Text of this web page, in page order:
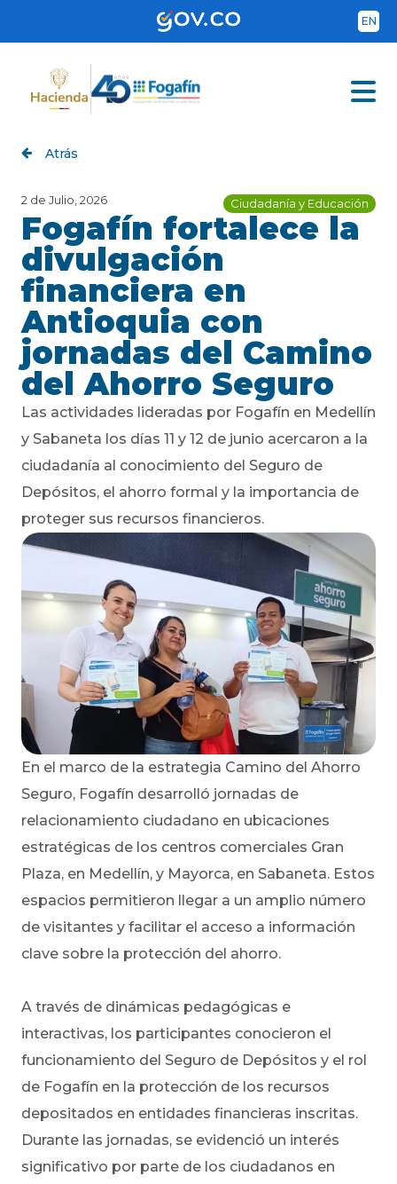
EN
Atrás
2 de Julio, 2026 Ciudadanía y Educación
Fogafín fortalece la
divulgación
financiera en
Antioquia con
jornadas del Camino
del Ahorro Seguro
Las actividades lideradas por Fogafín en Medellín
y Sabaneta los días 11 y 12 de junio acercaron a la
ciudadanía al conocimiento del Seguro de
Depósitos, el ahorro formal y la importancia de
proteger sus recursos financieros.
En el marco de la estrategia Camino del Ahorro
Seguro, Fogafín desarrolló jornadas de
relacionamiento ciudadano en ubicaciones
estratégicas de los centros comerciales Gran
Plaza, en Medellín, y Mayorca, en Sabaneta. Estos
espacios permitieron llegar a un amplio número
de visitantes y facilitar el acceso a información
clave sobre la protección del ahorro.
A través de dinámicas pedagógicas e
interactivas, los participantes conocieron el
funcionamiento del Seguro de Depósitos y el rol
de Fogafín en la protección de los recursos
depositados en entidades financieras inscritas.
Durante las jornadas, se evidenció un interés
significativo por parte de los ciudadanos en